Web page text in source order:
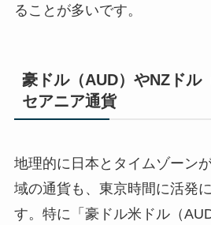
ることが多いです。
豪ドル（AUD）やNZドル
セアニア通貨
地理的に日本とタイムゾーン
域の通貨も、東京時間に活発
す。特に「豪ドル米ドル（